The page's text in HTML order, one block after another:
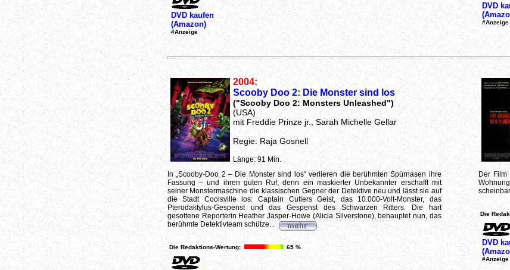
DVD kaufen
(Amazon)
#Anzeige
DVD
#Anzeige
2004:
Scooby Doo 2: Die Monster sind los
("Scooby Doo 2: Monsters Unleashed")
(USA)
mit Freddie Prinze jr., Sarah Michelle Gellar
Regie: Raja Gosnell
Länge: 91 Min.
In „Scooby-Doo 2 – Die Monster sind los“ verlieren die berühmten Spürnasen ihre
Fassung – und ihren guten Ruf, denn ein maskierter Unbekannter erschafft mit
seiner Monstermaschine die klassischen Gegner der Detektive neu und lässt sie auf
die Stadt Coolsville los: Captain Cutlers Geist, das 10.000-Volt-Monster, das
Pterodaktylus-Gespenst und das Gespenst des Schwarzen Ritters. Die hart
gesottene Reporterin Heather Jasper-Howe (Alicia Silverstone), behauptet nun, das
berühmte Detektivteam schütze...
Die Redaktions-Wertung: 65 %
Der
Die
DVD
#Anzeige